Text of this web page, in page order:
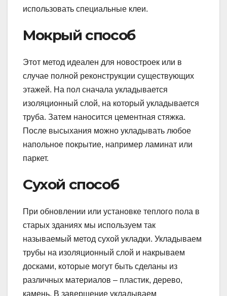
использовать специальные клеи.
Мокрый способ
Этот метод идеален для новостроек или в
случае полной реконструкции существующих
этажей. На пол сначала укладывается
изоляционный слой, на который укладывается
труба. Затем наносится цементная стяжка.
После высыхания можно укладывать любое
напольное покрытие, например ламинат или
паркет.
Сухой способ
При обновлении или установке теплого пола в
старых зданиях мы используем так
называемый метод сухой укладки. Укладываем
трубы на изоляционный слой и накрываем
досками, которые могут быть сделаны из
различных материалов – пластик, дерево,
камень. В завершение укладываем